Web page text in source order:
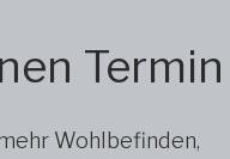
Termin
Wohlbefinden,